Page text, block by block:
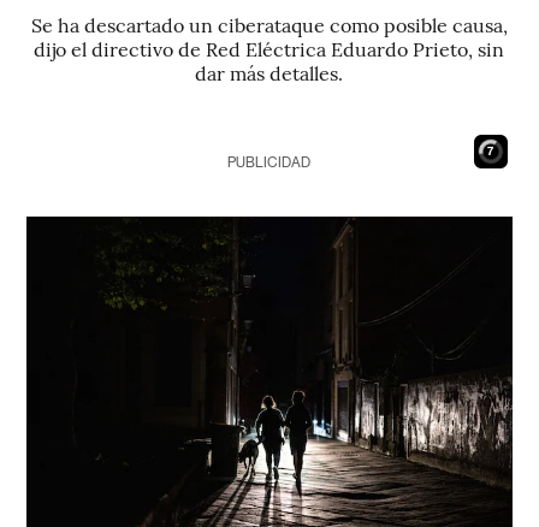
Se ha descartado un ciberataque como posible causa,
dijo el directivo de Red Eléctrica Eduardo Prieto, sin
dar más detalles.
6
PUBLICIDAD